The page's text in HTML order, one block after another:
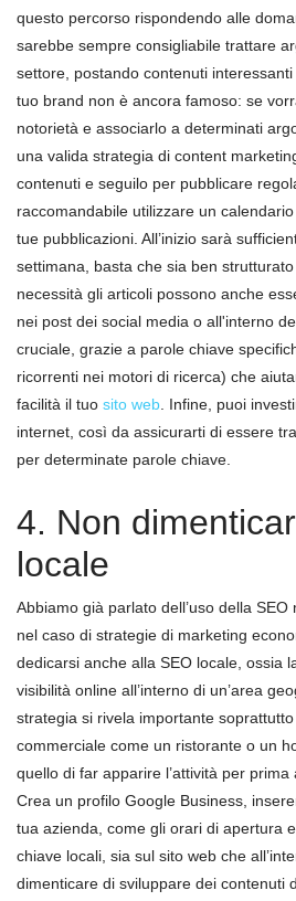
questo percorso rispondendo alle
sarebbe sempre consigliabile trattare
settore, postando contenuti
tuo brand non è ancora famoso: se
notorietà e associarlo a determinati
una valida strategia di content
contenuti e seguilo per pubblicare
raccomandabile utilizzare un
tue pubblicazioni. All’inizio sarà
settimana, basta che sia ben
necessità gli articoli possono anche
nei post dei social media o all'interno
cruciale, grazie a parole chiave
ricorrenti nei motori di ricerca) che
facilità il tuo sito web . Infine, puoi
internet, così da assicurarti di essere
per determinate parole chiave.
4. Non
locale
Abbiamo già parlato dell’uso della
nel caso di strategie di marketing
dedicarsi anche alla SEO locale, ossia
visibilità online all’interno di un’area
strategia si rivela importante
commerciale come un ristorante o un
quello di far apparire l’attività per prima
Crea un profilo Google Business,
tua azienda, come gli orari di apertura
chiave locali, sia sul sito web che
dimenticare di sviluppare dei contenuti